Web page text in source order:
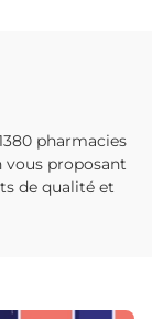
pharmacies
vous proposant
de qualité et